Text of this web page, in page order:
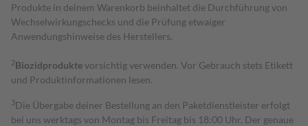
Produkte in deinem Warenkorb beinhaltet die Durchführung von
Wechselwirkungschecks und die Prüfung etwaiger
Anwendungshinweise des Herstellers.
2Biozidproduktevorsichtig verwenden. Vor Gebrauch stets Etikett
und Produktinformationen lesen.
3Die Übergabe deiner Bestellung an den Paketdienstleister erfolgt
bei uns werktags von Montag bis Freitag bis 18:00 Uhr. Der genaue